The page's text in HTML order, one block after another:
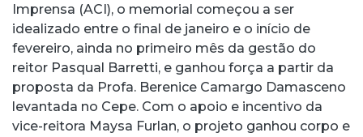
Imprensa (ACI), o memorial começou a ser
idealizado entre o final de janeiro e o início de
fevereiro, ainda no primeiro mês da gestão do
reitor Pasqual Barretti, e ganhou força a partir da
proposta da Profa. Berenice Camargo Damasceno
levantada no Cepe. Com o apoio e incentivo da
vice-reitora Maysa Furlan, o projeto ganhou corpo e